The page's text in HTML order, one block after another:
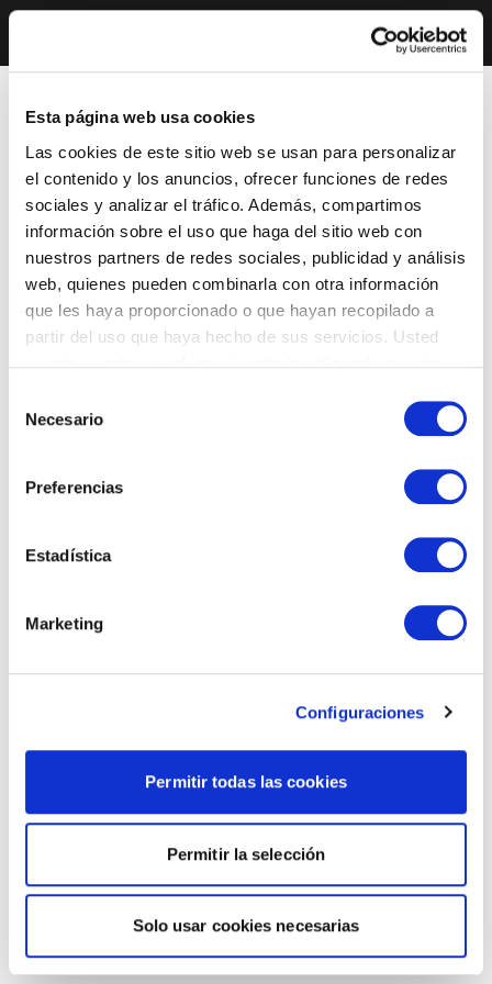
Esta página web usa cookies
Las cookies de este sitio web se usan para personalizar
el contenido y los anuncios, ofrecer funciones de redes
sociales y analizar el tráfico. Además, compartimos
información sobre el uso que haga del sitio web con
nuestros partners de redes sociales, publicidad y análisis
web, quienes pueden combinarla con otra información
que les haya proporcionado o que hayan recopilado a
partir del uso que haya hecho de sus servicios. Usted
Necesario
Preferencias
Estadística
Marketing
Configuraciones
Permitir todas las cookies
Permitir la selección
Solo usar cookies necesarias